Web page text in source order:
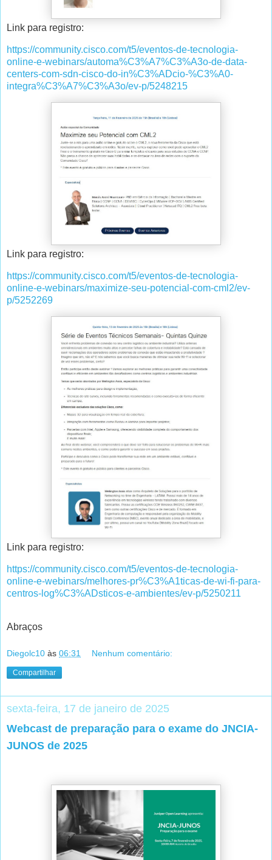
Link para registro:
https://community.cisco.com/t5/eventos-de-tecnologia-
online-e-webinars/automa%C3%A7%C3%A3o-de-data-
centers-com-sdn-cisco-do-in%C3%ADcio-%C3%A0-
integra%C3%A7%C3%A3o/ev-p/5248215
Link para registro:
https://community.cisco.com/t5/eventos-de-tecnologia-
online-e-webinars/maximize-seu-potencial-com-cml2/ev-
p/5252269
Link para registro:
https://community.cisco.com/t5/eventos-de-tecnologia-
online-e-webinars/melhores-pr%C3%A1ticas-de-wi-fi-para-
centros-log%C3%ADsticos-e-ambientes/ev-p/5250211
Abraços
Diegolc10 às 06:31 Nenhum comentário:
Compartilhar
sexta-feira, 17 de janeiro de 2025
Webcast de preparação para o exame do JNCIA-
JUNOS de 2025